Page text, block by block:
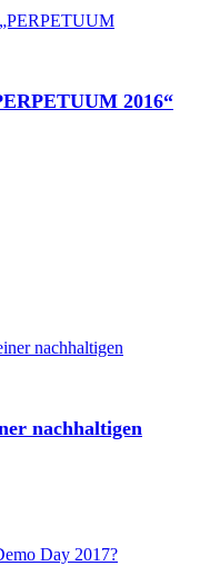
2016“
nachhaltigen